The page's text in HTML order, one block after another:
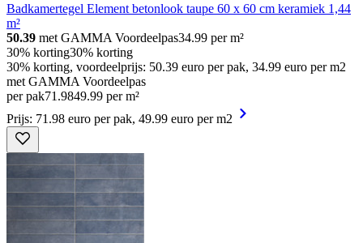
Badkamertegel Element betonlook taupe 60 x 60 cm keramiek 1,44
m²
50.39 met GAMMA Voordeelpas34.99 per m²
30% korting30% korting
30% korting, voordeelprijs: 50.39 euro per pak, 34.99 euro per m2
met GAMMA Voordeelpas
per pak71 .9849.99 per m²
Prijs: 71.98 euro per pak, 49.99 euro per m2